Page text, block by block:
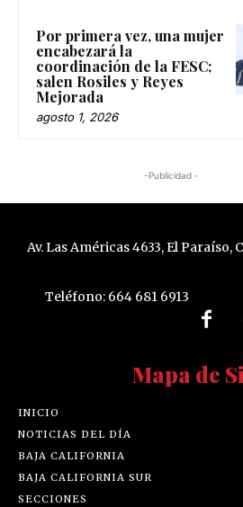
Por primera vez, una mujer
encabezará la
coordinación de la FESC;
salen Rosiles y Reyes
Mejorada
agosto 1, 2026
-Publicidad -
Av. Las Américas 4633, El Paraíso,
Teléfono: 664 681 6913
Mapa de
INICIO
NOTICIAS DEL DÍA
BAJA CALIFORNIA
BAJA CALIFORNIA SUR
SECCIONES